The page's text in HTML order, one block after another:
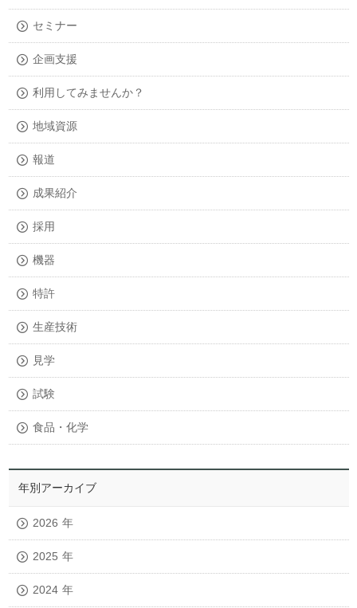
セミナー
企画支援
利用してみませんか？
地域資源
報道
成果紹介
採用
機器
特許
生産技術
見学
試験
食品・化学
年別アーカイブ
2026 年
2025 年
2024 年